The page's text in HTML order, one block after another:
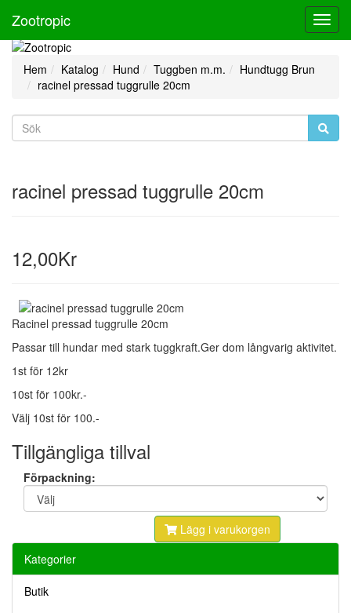
Zootropic
Hem Katalog Hund Tuggben m.m.
Hundtugg Brun
racinel pressad tuggrulle 20cm
racinel pressad tuggrulle 20cm
12,00Kr
Racinel pressad tuggrulle 20cm
Passar till hundar med stark tuggkraft.Ger dom långvarig aktivitet.
1st för 12kr
10st för 100kr.-
Välj 10st för 100.-
Tillgängliga tillval
Förpackning:
Lägg i varukorgen
Kategorier
Butik